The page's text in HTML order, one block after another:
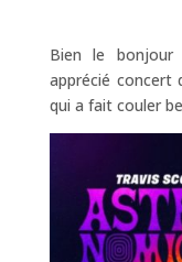
Bien le
apprécié concert
qui a fait couler